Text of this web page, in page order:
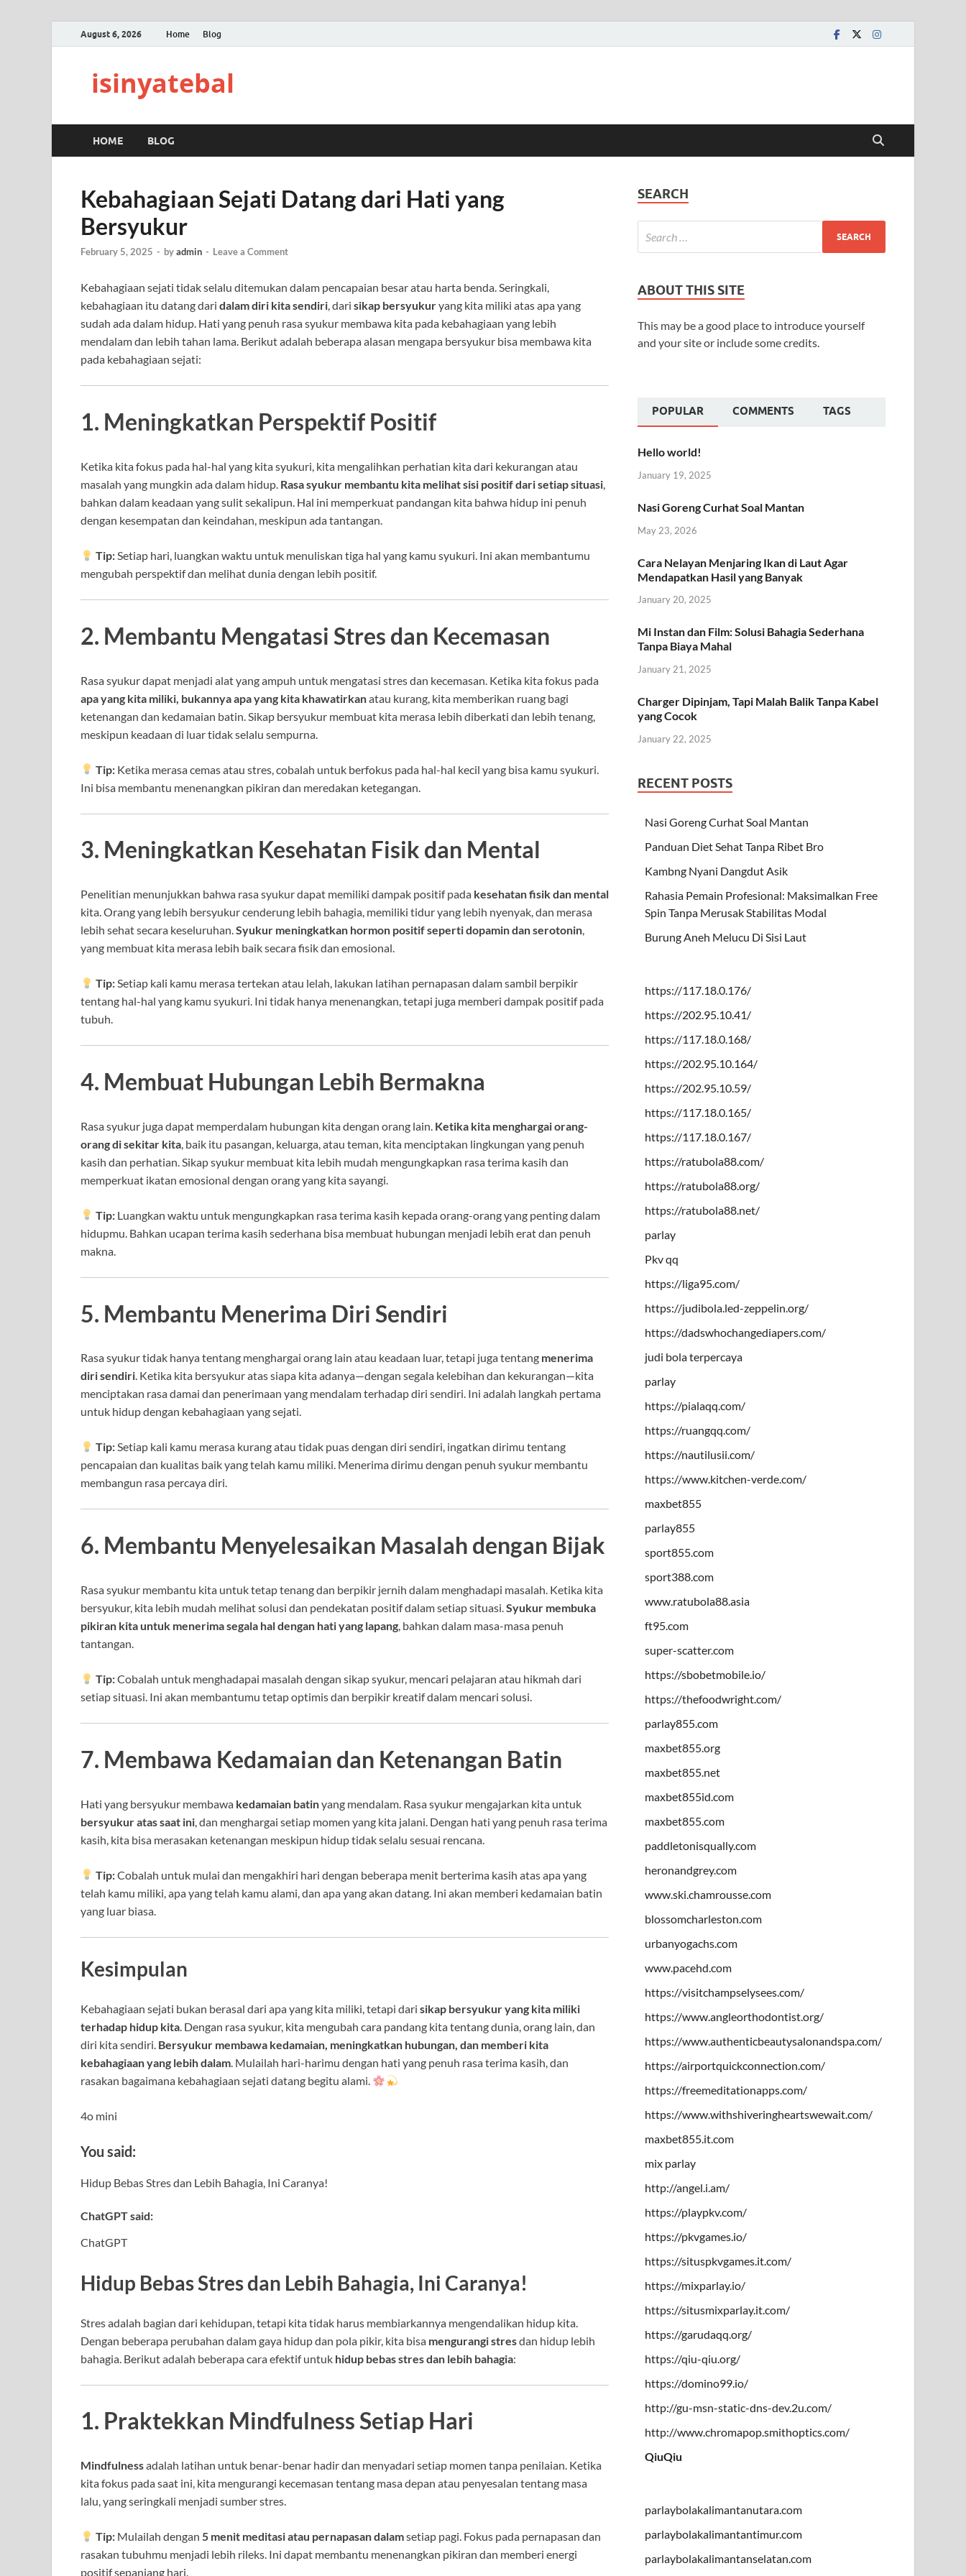
August 6, 2026 Home Blog
isinyatebal
HOME BLOG
Kebahagiaan Sejati Datang dari Hati yang
Bersyukur
February 5, 2025 - byadmin - Leave a Comment
Kebahagiaan sejati tidak selalu ditemukan dalam pencapaian besar atau harta benda. Seringkali,
kebahagiaan itu datang dari dalam diri kita sendiri, dari sikap bersyukuryang kita miliki atas apa yang
sudah ada dalam hidup. Hati yang penuh rasa syukur membawa kita pada kebahagiaan yang lebih
mendalam dan lebih tahan lama. Berikut adalah beberapa alasan mengapa bersyukur bisa membawa kita
pada kebahagiaan sejati:
1. Meningkatkan Perspektif Positif
Ketika kita fokus pada hal-hal yang kita syukuri, kita mengalihkan perhatian kita dari kekurangan atau
masalah yang mungkin ada dalam hidup. Rasa syukur membantu kita melihat sisi positif dari setiap situasi,
bahkan dalam keadaan yang sulit sekalipun. Hal ini memperkuat pandangan kita bahwa hidup ini penuh
dengan kesempatan dan keindahan, meskipun ada tantangan.
Tip:Setiap hari, luangkan waktu untuk menuliskan tiga hal yang kamu syukuri. Ini akan membantumu
mengubah perspektif dan melihat dunia dengan lebih positif.
2. Membantu Mengatasi Stres dan Kecemasan
Rasa syukur dapat menjadi alat yang ampuh untuk mengatasi stres dan kecemasan. Ketika kita fokus pada
apa yang kita miliki, bukannya apa yang kita khawatirkanatau kurang, kita memberikan ruang bagi
ketenangan dan kedamaian batin. Sikap bersyukur membuat kita merasa lebih diberkati dan lebih tenang,
meskipun keadaan di luar tidak selalu sempurna.
Tip: Ketika merasa cemas atau stres, cobalah untuk berfokus pada hal-hal kecil yang bisa kamu syukuri.
Ini bisa membantu menenangkan pikiran dan meredakan ketegangan.
3. Meningkatkan Kesehatan Fisik dan Mental
Penelitian menunjukkan bahwa rasa syukur dapat memiliki dampak positif pada kesehatan fisik dan mental
kita. Orang yang lebih bersyukur cenderung lebih bahagia, memiliki tidur yang lebih nyenyak, dan merasa
lebih sehat secara keseluruhan.Syukur meningkatkan hormon positif seperti dopamin dan serotonin,
yang membuat kita merasa lebih baik secara fisik dan emosional.
Tip:Setiap kali kamu merasa tertekan atau lelah, lakukan latihan pernapasan dalam sambil berpikir
tentang hal-hal yang kamu syukuri. Ini tidak hanya menenangkan, tetapi juga memberi dampak positif pada
tubuh.
4. Membuat Hubungan Lebih Bermakna
Rasa syukur juga dapat memperdalam hubungan kita dengan orang lain. Ketika kita menghargai orang-
orang di sekitar kita , baik itu pasangan, keluarga, atau teman, kita menciptakan lingkungan yang penuh
kasih dan perhatian. Sikap syukur membuat kita lebih mudah mengungkapkan rasa terima kasih dan
memperkuat ikatan emosional dengan orang yang kita sayangi.
Tip: Luangkan waktu untuk mengungkapkan rasa terima kasih kepada orang-orang yang penting dalam
hidupmu. Bahkan ucapan terima kasih sederhana bisa membuat hubungan menjadi lebih erat dan penuh
makna.
5. Membantu Menerima Diri Sendiri
Rasa syukur tidak hanya tentang menghargai orang lain atau keadaan luar, tetapi juga tentang menerima
diri sendiri. Ketika kita bersyukur atas siapa kita adanya—dengan segala kelebihan dan kekurangan—kita
menciptakan rasa damai dan penerimaan yang mendalam terhadap diri sendiri. Ini adalah langkah pertama
untuk hidup dengan kebahagiaan yang sejati.
Tip:Setiap kali kamu merasa kurang atau tidak puas dengan diri sendiri, ingatkan dirimu tentang
pencapaian dan kualitas baik yang telah kamu miliki. Menerima dirimu dengan penuh syukur membantu
membangun rasa percaya diri.
6. Membantu Menyelesaikan Masalah dengan Bijak
Rasa syukur membantu kita untuk tetap tenang dan berpikir jernih dalam menghadapi masalah. Ketika kita
bersyukur, kita lebih mudah melihat solusi dan pendekatan positif dalam setiap situasi.Syukur membuka
pikiran kita untuk menerima segala hal dengan hati yang lapang, bahkan dalam masa-masa penuh
tantangan.
Tip:Cobalah untuk menghadapai masalah dengan sikap syukur, mencari pelajaran atau hikmah dari
setiap situasi. Ini akan membantumu tetap optimis dan berpikir kreatif dalam mencari solusi.
7. Membawa Kedamaian dan Ketenangan Batin
Hati yang bersyukur membawa kedamaian batinyang mendalam. Rasa syukur mengajarkan kita untuk
bersyukur atas saat ini , dan menghargai setiap momen yang kita jalani. Dengan hati yang penuh rasa terima
kasih, kita bisa merasakan ketenangan meskipun hidup tidak selalu sesuai rencana.
Tip:Cobalah untuk mulai dan mengakhiri hari dengan beberapa menit berterima kasih atas apa yang
telah kamu miliki, apa yang telah kamu alami, dan apa yang akan datang. Ini akan memberi kedamaian batin
yang luar biasa.
Kesimpulan
Kebahagiaan sejati bukan berasal dari apa yang kita miliki, tetapi dari sikap bersyukur yang kita miliki
terhadap hidup kita. Dengan rasa syukur, kita mengubah cara pandang kita tentang dunia, orang lain, dan
diri kita sendiri. Bersyukur membawa kedamaian, meningkatkan hubungan, dan memberi kita
kebahagiaan yang lebih dalam. Mulailah hari-harimu dengan hati yang penuh rasa terima kasih, dan
rasakan bagaimana kebahagiaan sejati datang begitu alami.
4o mini
You said:
Hidup Bebas Stres dan Lebih Bahagia, Ini Caranya!
ChatGPT said:
ChatGPT
Hidup Bebas Stres dan Lebih Bahagia, Ini Caranya!
Stres adalah bagian dari kehidupan, tetapi kita tidak harus membiarkannya mengendalikan hidup kita.
Dengan beberapa perubahan dalam gaya hidup dan pola pikir, kita bisa mengurangi stresdan hidup lebih
bahagia. Berikut adalah beberapa cara efektif untuk hidup bebas stres dan lebih bahagia:
1. Praktekkan Mindfulness Setiap Hari
Mindfulnessadalah latihan untuk benar-benar hadir dan menyadari setiap momen tanpa penilaian. Ketika
kita fokus pada saat ini, kita mengurangi kecemasan tentang masa depan atau penyesalan tentang masa
lalu, yang seringkali menjadi sumber stres.
Tip: Mulailah dengan5 menit meditasi atau pernapasan dalamsetiap pagi. Fokus pada pernapasan dan
rasakan tubuhmu menjadi lebih rileks. Ini dapat membantu menenangkan pikiran dan memberi energi
positif sepanjang hari.
SEARCH
ABOUT THIS SITE
This may be a good place to introduce yourself
and your site or include some credits.
POPULAR COMMENTS TAGS
Hello world!
January 19, 2025
Nasi Goreng Curhat Soal Mantan
May 23, 2026
Cara Nelayan Menjaring Ikan di Laut Agar
Mendapatkan Hasil yang Banyak
January 20, 2025
Mi Instan dan Film: Solusi Bahagia Sederhana
Tanpa Biaya Mahal
January 21, 2025
Charger Dipinjam, Tapi Malah Balik Tanpa Kabel
yang Cocok
January 22, 2025
RECENT POSTS
Nasi Goreng Curhat Soal Mantan
Panduan Diet Sehat Tanpa Ribet Bro
Kambng Nyani Dangdut Asik
Rahasia Pemain Profesional: Maksimalkan Free
Spin Tanpa Merusak Stabilitas Modal
Burung Aneh Melucu Di Sisi Laut
https://117.18.0.176/
https://202.95.10.41/
https://117.18.0.168/
https://202.95.10.164/
https://202.95.10.59/
https://117.18.0.165/
https://117.18.0.167/
https://ratubola88.com/
https://ratubola88.org/
https://ratubola88.net/
parlay
Pkv qq
https://liga95.com/
https://judibola.led-zeppelin.org/
https://dadswhochangediapers.com/
judi bola terpercaya
parlay
https://pialaqq.com/
https://ruangqq.com/
https://nautilusii.com/
https://www.kitchen-verde.com/
maxbet855
parlay855
sport855.com
sport388.com
www.ratubola88.asia
ft95.com
super-scatter.com
https://sbobetmobile.io/
https://thefoodwright.com/
parlay855.com
maxbet855.org
maxbet855.net
maxbet855id.com
maxbet855.com
paddletonisqually.com
heronandgrey.com
www.ski.chamrousse.com
blossomcharleston.com
urbanyogachs.com
www.pacehd.com
https://visitchampselysees.com/
https://www.angleorthodontist.org/
https://www.authenticbeautysalonandspa.com/
https://airportquickconnection.com/
https://freemeditationapps.com/
https://www.withshiveringheartswewait.com/
maxbet855.it.com
mix parlay
http://angel.i.am/
https://playpkv.com/
https://pkvgames.io/
https://situspkvgames.it.com/
https://mixparlay.io/
https://situsmixparlay.it.com/
https://garudaqq.org/
https://qiu-qiu.org/
https://domino99.io/
http://gu-msn-static-dns-dev.2u.com/
http://www.chromapop.smithoptics.com/
QiuQiu
parlaybolakalimantanutara.com
parlaybolakalimantantimur.com
parlaybolakalimantanselatan.com